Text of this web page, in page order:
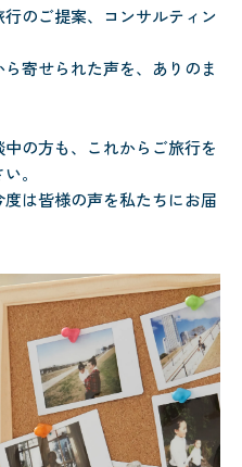
のご提案、コンサルティン
寄せられた声を、ありのま
の方も、これからご旅行を
。
は皆様の声を私たちにお届